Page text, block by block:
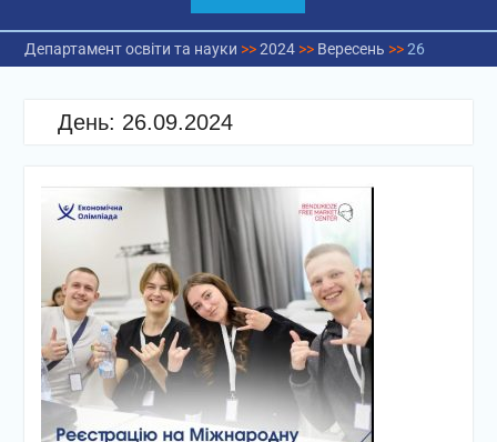
Департамент освіти та науки >>2024>> Вересень >>26
День: 26.09.2024